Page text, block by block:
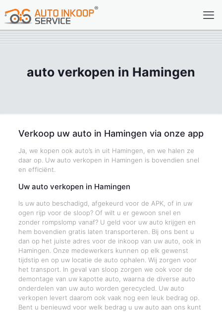
auto verkopen in Hamingen
Verkoop uw auto in Hamingen via onze app
Ja, we kopen ook auto’s in uit Hamingen, en we halen ze
daar op. Uw auto verkopen in Hamingen is bovendien snel
en efficiënt.
Uw auto verkopen in Hamingen
Is uw auto beschadigd, afgekeurd voor de APK, of in uw
ogen rijp voor de sloop? Of wilt u er gewoon snel en
zonder rompslomp vanaf? U geld voor uw auto krijgen en
hem bovendien gratis laten transporteren. Bij ons bent u
dan op het juiste adres voor de inkoop van uw auto, ook in
Hamingen. Onze medewerkers kunnen op elk gewenst
tijdstip en op uw locatie de auto ophalen. Wij zorgen voor
het transport. In geval van sloop zorgen we ook voor de
demontage van uw kapotte auto, waarna de diverse auto
onderdelen van uw auto worden gerecycled. Uw auto
verkopen levert daarom ook vaak nog een leuk bedrag op.
Bent u benieuwd voor welk bedrag u uw auto aan ons kunt